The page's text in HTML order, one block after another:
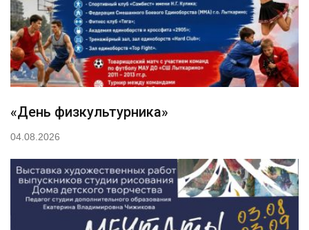
«День физкультурника»
04.08.2026